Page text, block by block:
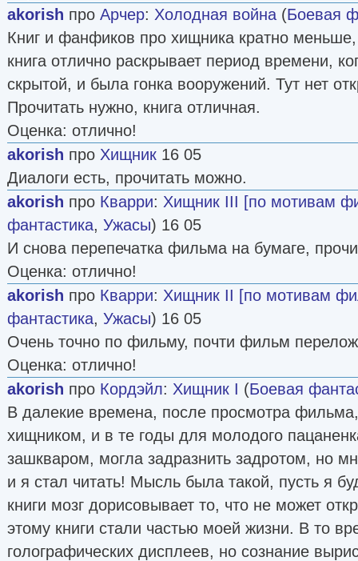
akorish про Арчер: Холодная война (Боевая
Книг и фанфиков про хищника кратно
книга отлично раскрывает период времени,
скрытой, и была гонка вооружений. Тут нет
Прочитать нужно, книга отличная.
Оценка: отлично!
akorish про Хищник 16 05
Диалоги есть, прочитать можно.
akorish про Кварри: Хищник III [по мотивам
фантастика, Ужасы) 16 05
И снова перепечатка фильма на бумаге,
Оценка: отлично!
akorish про Кварри: Хищник II [по мотивам
фантастика, Ужасы) 16 05
Очень точно по фильму, почти фильм
Оценка: отлично!
akorish про Кордэйл: Хищник I (Боевая
В далекие времена, после просмотра
хищником, и в те годы для молодого
зашкваром, могла задразнить задротом, но
и я стал читать! Мысль была такой, пусть я
книги мозг дорисовывает то, что не может
этому книги стали частью моей жизни. В то
голографических дисплеев, но сознание